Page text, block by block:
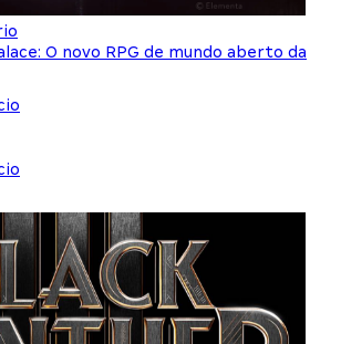
O novo RPG de mundo aberto da